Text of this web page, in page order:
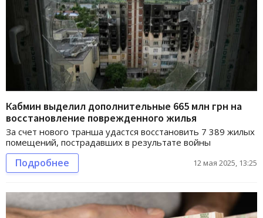
Кабмин выделил дополнительные 665 млн грн на
восстановление поврежденного жилья
За счет нового транша удастся восстановить 7 389 жилых
помещений, пострадавших в результате войны
Подробнее 12 мая 2025, 13:25